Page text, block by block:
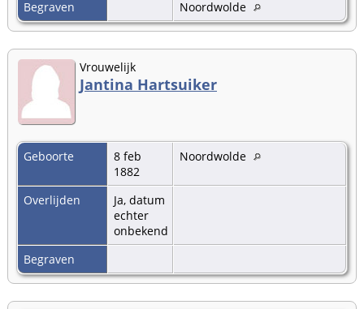
Begraven Noordwolde
Vrouwelijk
Jantina Hartsuiker
Geboorte
8 feb
1882
Noordwolde
Overlijden
Ja, datum
echter
onbekend
Begraven